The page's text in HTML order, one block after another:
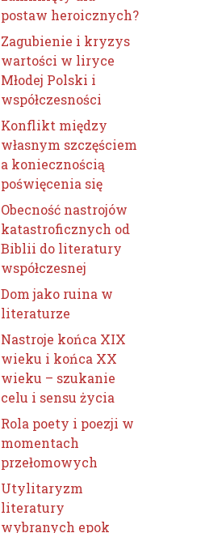
postaw heroicznych?
Zagubienie i kryzys
wartości w liryce
Młodej Polski i
współczesności
Konflikt między
własnym szczęściem
a koniecznością
poświęcenia się
Obecność nastrojów
katastroficznych od
Biblii do literatury
współczesnej
Dom jako ruina w
literaturze
Nastroje końca XIX
wieku i końca XX
wieku – szukanie
celu i sensu życia
Rola poety i poezji w
momentach
przełomowych
Utylitaryzm
literatury
wybranych epok